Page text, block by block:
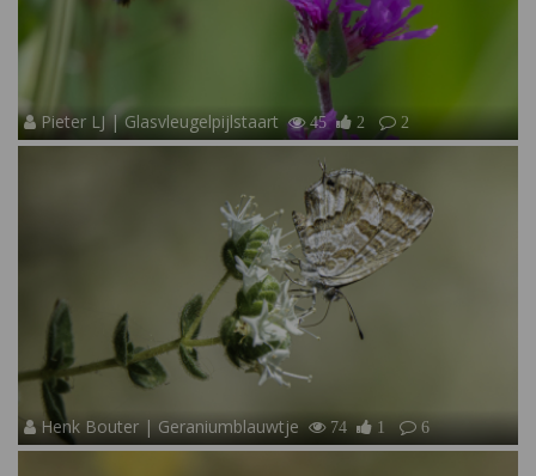
Pieter LJ | Glasvleugelpijlstaart 45 2 2
Henk Bouter | Geraniumblauwtje 74 1 6